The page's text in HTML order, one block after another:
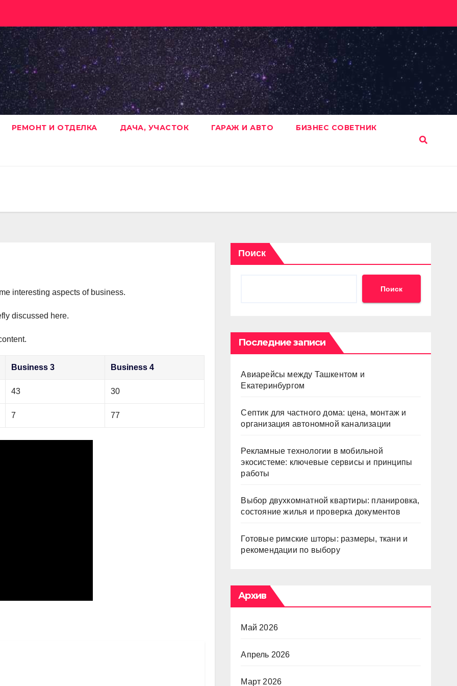
РЕМОНТ И ОТДЕЛКА ДАЧА, УЧАСТОК ГАРАЖ И АВТО БИЗНЕС СОВЕТНИК
interesting aspects of business.
discussed here.
Business 3 Business 4
43 30
7 77
Поиск
Поиск
Последние записи
Авиарейсы между Ташкентом и
Екатеринбургом
Септик для частного дома: цена, монтаж и
организация автономной канализации
Рекламные технологии в мобильной
экосистеме: ключевые сервисы и принципы
работы
Выбор двухкомнатной квартиры: планировка,
состояние жилья и проверка документов
Готовые римские шторы: размеры, ткани и
рекомендации по выбору
Архив
Май 2026
Апрель 2026
Март 2026